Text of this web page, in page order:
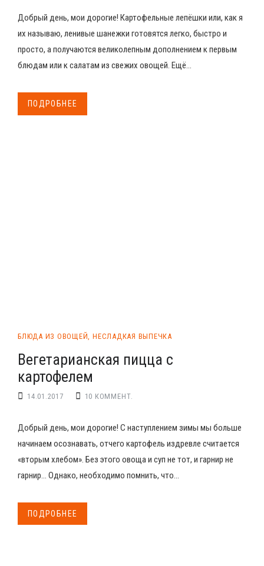
Добрый день, мои дорогие! Картофельные лепёшки или, как я
их называю, ленивые шанежки готовятся легко, быстро и
просто, а получаются великолепным дополнением к первым
блюдам или к салатам из свежих овощей. Ещё...
ПОДРОБНЕЕ
БЛЮДА ИЗ ОВОЩЕЙ,НЕСЛАДКАЯ ВЫПЕЧКА
Вегетарианская пицца с
картофелем
14.01.2017 10 КОММЕНТ.
Добрый день, мои дорогие! С наступлением зимы мы больше
начинаем осознавать, отчего картофель издревле считается
«вторым хлебом». Без этого овоща и суп не тот, и гарнир не
гарнир… Однако, необходимо помнить, что...
ПОДРОБНЕЕ